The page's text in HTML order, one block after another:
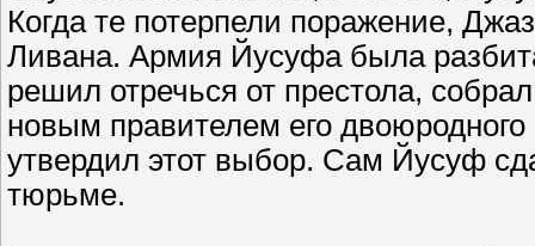
Когда те потерпели поражение,
Ливана. Армия Йусуфа была
решил отречься от престола,
новым правителем его
утвердил этот выбор. Сам Йусуф
тюрьме.